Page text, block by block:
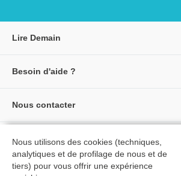
Lire Demain
Créer un compte
★ Avis clients vérifiés
Besoin d'aide ?
Livraisons et retours
Tarifs négociés
Nous contacter
Formulaire de contact
Siège social
Tous nos livres
Livres petite enfance
Nous utilisons des cookies (techniques,
analytiques et de profilage de nous et de
tiers) pour vous offrir une expérience